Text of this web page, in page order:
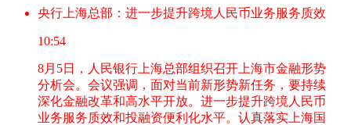
央行上海总部：进一步提升跨境人民币业务服务质效
10:54
8月5日，人民银行上海总部组织召开上海市金融形势
分析会。会议强调，面对当前新形势新任务，要持续
深化金融改革和高水平开放。进一步提升跨境人民币
业务服务质效和投融资便利化水平。认真落实上海国